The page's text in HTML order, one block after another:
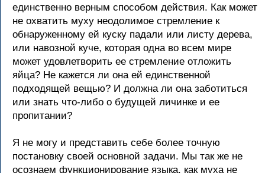
единственно верным способом действия. Как может
не охватить муху неодолимое стремление к
обнаруженному ей куску падали или листу дерева,
или навозной куче, которая одна во всем мире
может удовлетворить ее стремление отложить
яйца? Не кажется ли она ей единственной
подходящей вещью? И должна ли она заботиться
или знать что-либо о будущей личинке и ее
пропитании?
Я не могу и представить себе более точную
постановку своей основной задачи. Мы так же не
осознаем функционирование языка, как муха не